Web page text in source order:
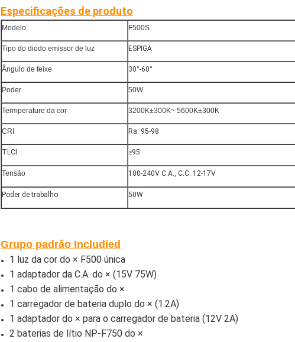
Especificações de produto
Modelo F500S
Tipo do diodo emissor de luz ESPIGA
Ângulo de feixe 30°-60°
Poder 50W
Termperature da cor 3200K±300K~ 5600K±300K
CRI Ra: 95-98
TLCI ≥95
Tensão 100-240V C.A., C.C. 12-17V
Poder de trabalho 50W
Grupo padrão Includied
1 luz da cor do × F500 única
1 adaptador da C.A. do × (15V 75W)
1 cabo de alimentação do ×
1 carregador de bateria duplo do × (1.2A)
1 adaptador do × para o carregador de bateria (12V 2A)
2 baterias de lítio NP-F750 do ×